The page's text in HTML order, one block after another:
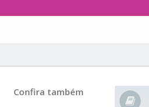
Confira também